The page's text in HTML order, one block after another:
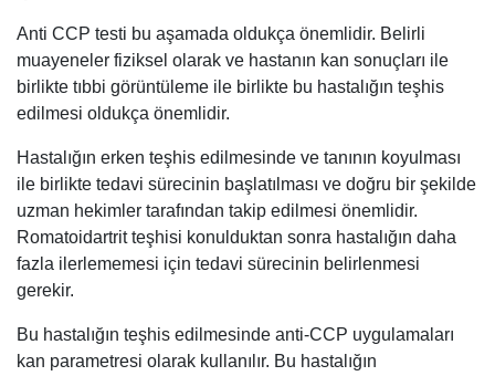
Anti CCP testi bu aşamada oldukça önemlidir. Belirli
muayeneler fiziksel olarak ve hastanın kan sonuçları ile
birlikte tıbbi görüntüleme ile birlikte bu hastalığın teşhis
edilmesi oldukça önemlidir.
Hastalığın erken teşhis edilmesinde ve tanının koyulması
ile birlikte tedavi sürecinin başlatılması ve doğru bir şekilde
uzman hekimler tarafından takip edilmesi önemlidir.
Romatoidartrit teşhisi konulduktan sonra hastalığın daha
fazla ilerlememesi için tedavi sürecinin belirlenmesi
gerekir.
Bu hastalığın teşhis edilmesinde anti-CCP uygulamaları
kan parametresi olarak kullanılır. Bu hastalığın